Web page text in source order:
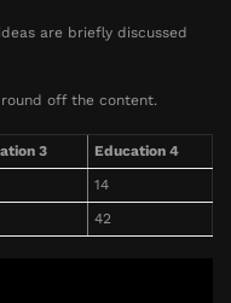
are briefly discussed
off the content.
3
Education 4
14
42